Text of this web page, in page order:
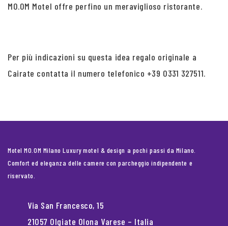
MO.OM Motel offre perfino un meraviglioso ristorante.
Per più indicazioni su questa idea regalo originale a
Cairate contatta il numero telefonico +39 0331 327511.
Motel MO.OM Milano Luxury motel & design a pochi passi da Milano.
Comfort ed eleganza delle camere con parcheggio indipendente e
riservato.
Via San Francesco, 15
21057 Olgiate Olona Varese – Italia